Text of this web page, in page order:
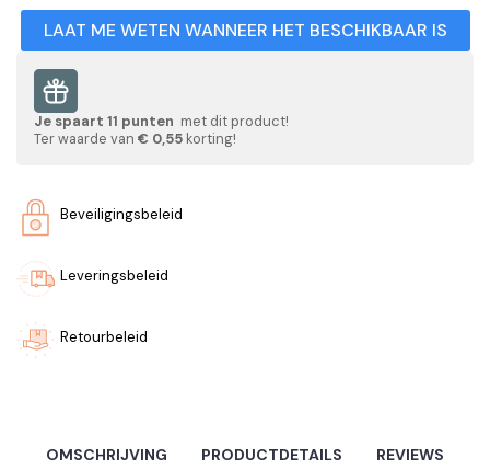
LAAT ME WETEN WANNEER HET BESCHIKBAAR IS
Je spaart 11 punten met dit product!
Ter waarde van € 0,55 korting!
Beveiligingsbeleid
Leveringsbeleid
Retourbeleid
OMSCHRIJVING PRODUCTDETAILS REVIEWS